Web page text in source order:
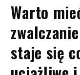
Warto
staje się